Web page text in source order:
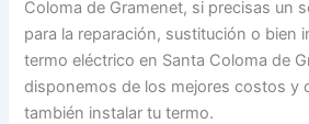
Coloma de Gramenet, si precisas un
para la reparación, sustitución o bien
termo eléctrico en Santa Coloma de
disponemos de los mejores costos y
también instalar tu termo.